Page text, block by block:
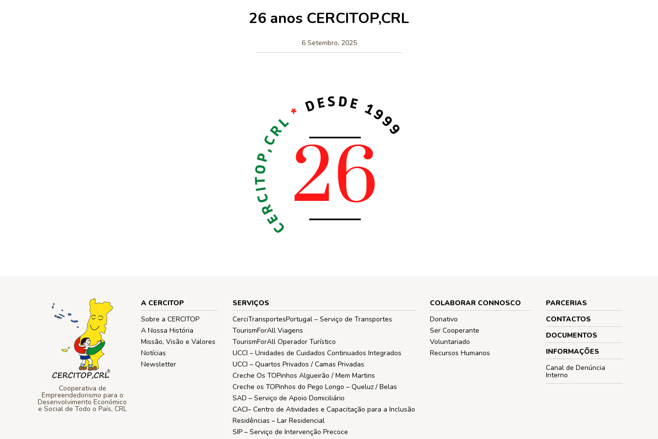
26 anos CERCITOP,CRL
6 Setembro, 2025
Cooperativa de
Empreendedorismo para o
Desenvolvimento Económico
e Social de Todo o País, CRL
A CERCITOP
Sobre a CERCITOP
A Nossa História
Missão, Visão e Valores
Notícias
Newsletter
SERVIÇOS
CerciTransportesPortugal – Serviço de Transportes
TourismForAll Viagens
TourismForAll Operador Turístico
UCCI – Unidades de Cuidados Continuados Integrados
UCCI – Quartos Privados / Camas Privadas
Creche Os TOPinhos Algueirão / Mem Martins
Creche os TOPinhos do Pego Longo – Queluz / Belas
SAD – Serviço de Apoio Domiciliário
CACI– Centro de Atividades e Capacitação para a Inclusão
Residências – Lar Residencial
SIP – Serviço de Intervenção Precoce
COLABORAR CONNOSCO
Donativo
Ser Cooperante
Voluntariado
Recursos Humanos
PARCERIAS
CONTACTOS
DOCUMENTOS
INFORMAÇÕES
Canal de Denúncia
Interno